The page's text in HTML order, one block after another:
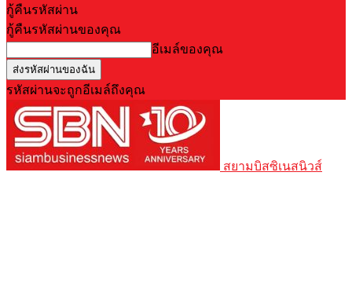
กู้คืนรหัสผ่าน
กู้คืนรหัสผ่านของคุณ
อีเมล์ของคุณ
รหัสผ่านจะถูกอีเมล์ถึงคุณ
สยามบิสซิเนสนิวส์